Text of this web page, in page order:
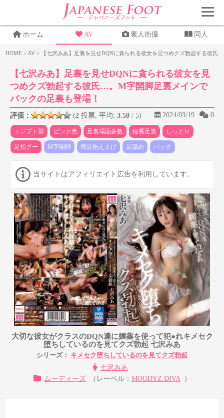
ホーム AV 素人街撮 同人
HOME > AV > 【七沢みあ】足裏を見せDQNに貪られる彼女を見つめクズ勃起する彼
【七沢みあ】足裏を見せDQNに貪られる彼女を見
つめクズ勃起する彼氏…。M字開脚足裏メインで
バックの足裏も登場！
評価： (2 投票, 平均: 3.50 / 5) 2024/03/19 0
エジプト型 ピンク色 足裏場面多数 縦長足裏 しっとり
足指グー M字開脚 両足抱え上げ 足舐め バック
当サイトはアフィリエイト広告を利用しています。
大切な彼女がクラスのDQN達に媚薬を使って犯●れキメセク
堕ちしているのを見てクズ勃起 七沢みあ
シリーズ： キメセク堕ちしているのを見てクズ勃起
七沢みあ
ムーディーズ
（レーベル： MOODYZ DIVA ）